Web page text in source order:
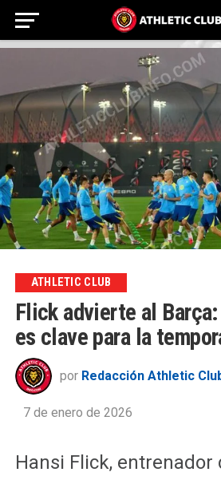
ATHLETIC CLUB
Flick advierte al
es clave para la
por Redacción Athletic
7 de enero de 2026
Hansi Flick, entrenador